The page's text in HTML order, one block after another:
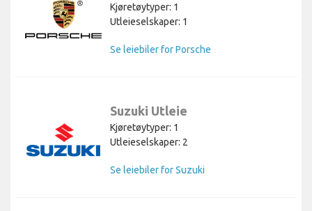
Kjøretøytyper: 1
Utleieselskaper: 1
Se leiebiler for Porsche
Suzuki Utleie
Kjøretøytyper: 1
Utleieselskaper: 2
Se leiebiler for Suzuki